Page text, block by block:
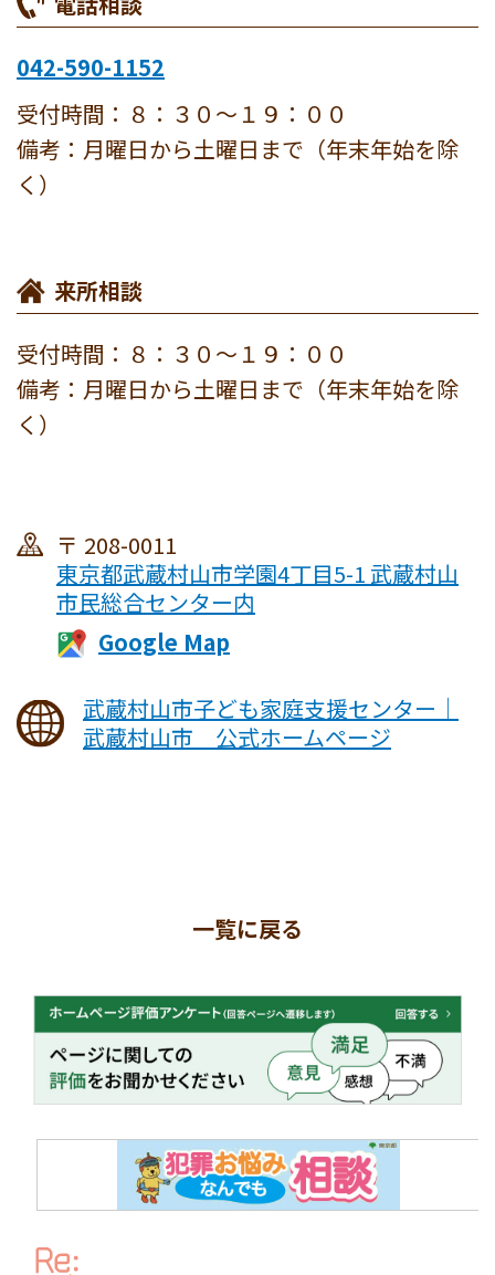
042-590-1152
受付時間：８：３０～１９：００
備考：月曜日から土曜日まで（年末年始を除
く）
来所相談
受付時間：８：３０～１９：００
備考：月曜日から土曜日まで（年末年始を除
く）
208-0011
東京都武蔵村山市学園4丁目5-1 武蔵村山
市民総合センター内
武蔵村山市子ども家庭支援センター｜
武蔵村山市 公式ホームページ
一覧に戻る